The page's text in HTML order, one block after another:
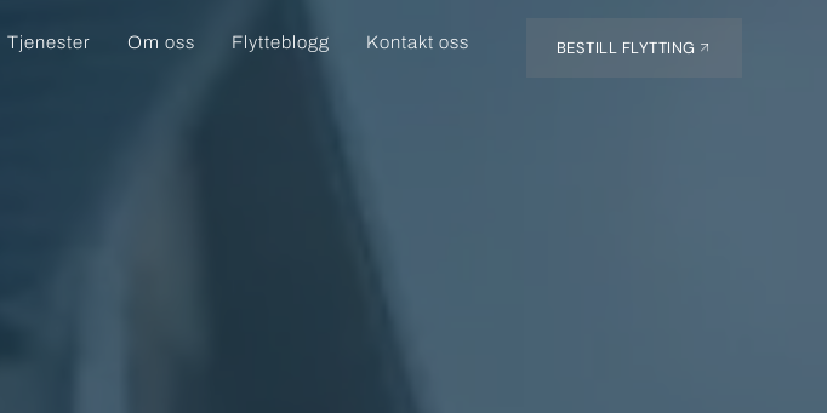
Tjenester Om oss Flytteblogg Kontakt oss BESTILL FLYTTING